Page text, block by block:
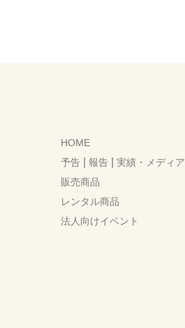
HOME
予告
報告
実績・メディア
販売商品
レンタル商品
法人向けイベント